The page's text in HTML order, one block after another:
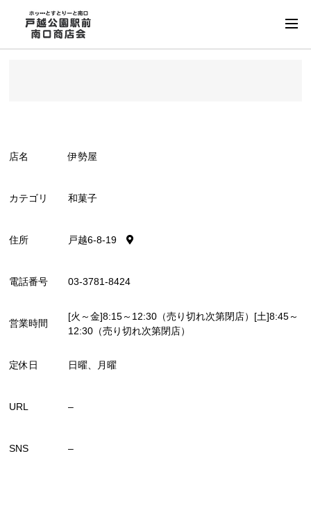
店名 伊勢屋
カテゴリ 和菓子
住所 戸越6-8-19
電話番号 03-3781-8424
営業時間
[火～金]8:15～12:30（売り切れ次第閉店）[土]8:45～
12:30（売り切れ次第閉店）
定休日 日曜、月曜
URL –
SNS –